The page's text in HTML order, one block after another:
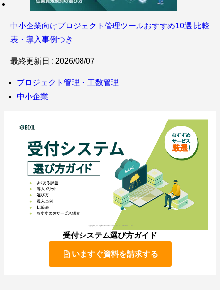
中小企業向けプロジェクト管理ツールおすすめ10選 比較
表・導入事例つき
最終更新日 : 2026/08/07
プロジェクト管理・工数管理
中小企業
受付システム選び方ガイド
いますぐ資料を請求する